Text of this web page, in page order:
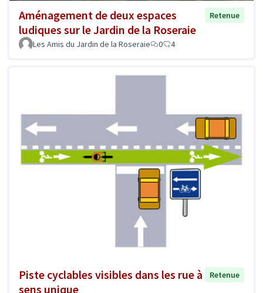
Aménagement de deux espaces
ludiques sur le Jardin de la Roseraie
Retenue
Les Amis du Jardin de la Roseraie 0 4
Piste cyclables visibles dans les rue à
sens unique
Retenue